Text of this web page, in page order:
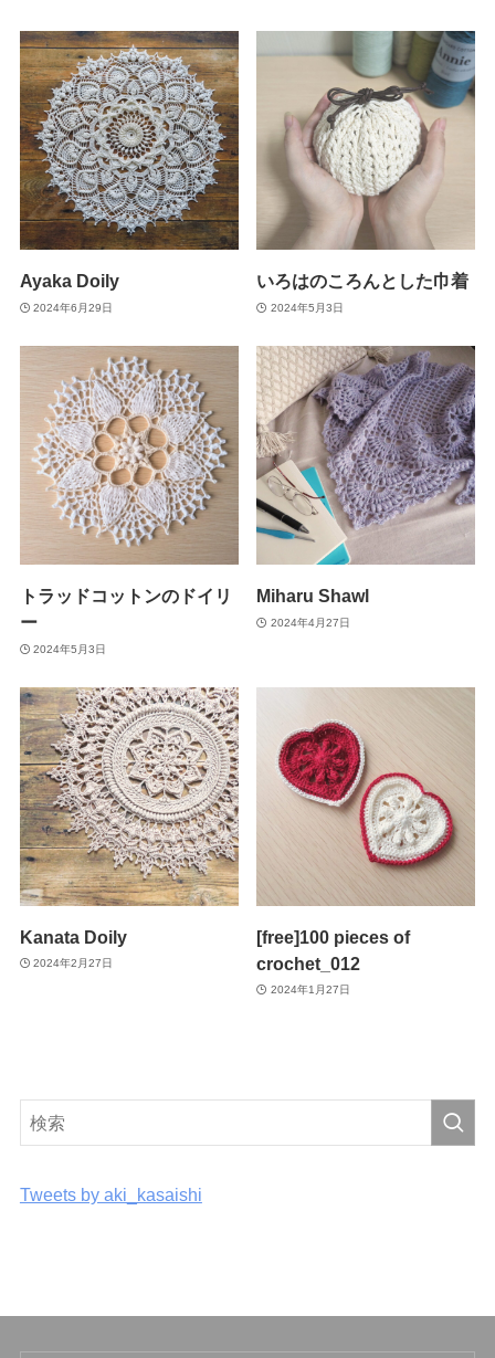
Ayaka Doily
2024年6月29日
いろはのころんとした巾着
2024年5月3日
トラッドコットンのドイリ
ー
2024年5月3日
Miharu Shawl
2024年4月27日
Kanata Doily
2024年2月27日
[free]100 pieces of
crochet_012
2024年1月27日
Tweets by aki_kasaishi